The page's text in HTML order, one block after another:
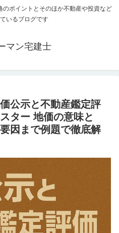
ポイントとそのほか不動産や投資など
いるブログです
マン宅建士
公示と不動産鑑定評
ター 地価の意味と
因まで例題で徹底解